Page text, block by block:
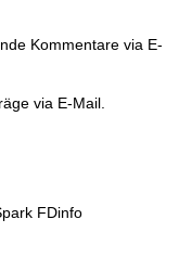
Kommentare via E-
via E-Mail.